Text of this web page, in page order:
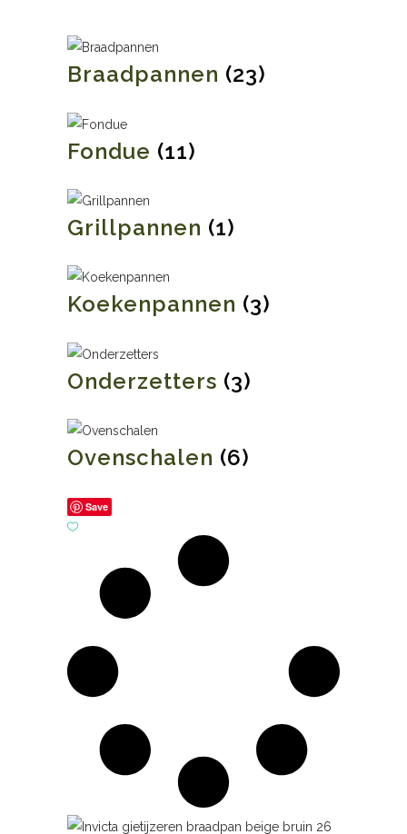
Braadpannen (23)
Fondue (11)
Grillpannen (1)
Koekenpannen (3)
Onderzetters (3)
Ovenschalen (6)
Save